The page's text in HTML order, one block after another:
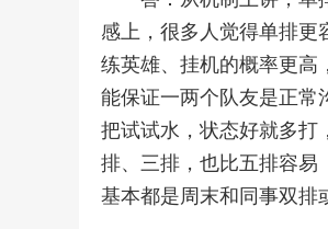
感上，很多人觉得单排更
练英雄、挂机的概率更高
能保证一两个队友是正常
把试试水，状态好就多打
排、三排，也比五排容易
基本都是周末和同事双排